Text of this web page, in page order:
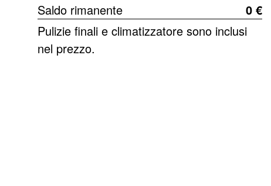
Saldo rimanente
0 €
Pulizie finali e climatizzatore sono inclusi
nel prezzo.